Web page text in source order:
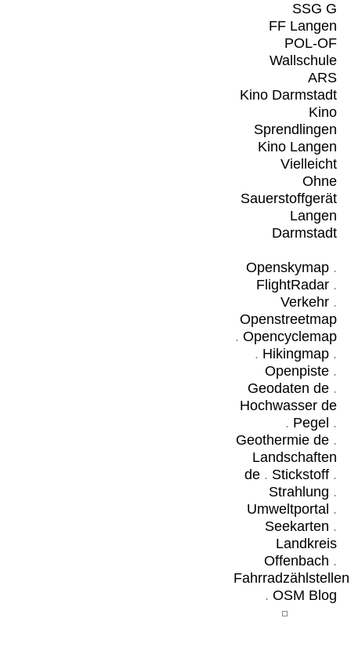
SSG G
FF Langen
POL-OF
Wallschule
ARS
Kino Darmstadt
Kino
Sprendlingen
Kino Langen
Vielleicht
Ohne
Sauerstoffgerät
Langen
Darmstadt
Openskymap.
FlightRadar.
Verkehr.
Openstreetmap
. Opencyclemap
. Hikingmap.
Openpiste.
Geodaten de.
Hochwasser de
. Pegel .
Geothermie de.
Landschaften
de. Stickstoff.
Strahlung .
Umweltportal .
Seekarten .
Landkreis
Offenbach .
Fahrradzählstellen
. OSM Blog